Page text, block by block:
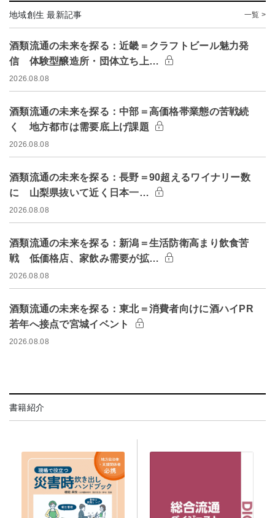
地域創生 最新記事 一覧 >
酒類流通の未来を探る：近畿＝クラフトビール魅力発
信 体験型醸造所・団体立ち上…
2026.08.08
酒類流通の未来を探る：中部＝高価格帯業態の苦戦続
く 地方都市は需要底上げ課題
2026.08.08
酒類流通の未来を探る：長野＝90超えるワイナリー数
に 山梨県抜いて近く日本一…
2026.08.08
酒類流通の未来を探る：新潟＝生活防衛高まり飲食苦
戦 低価格店、家飲み需要が拡…
2026.08.08
酒類流通の未来を探る：東北＝消費者向けに酒ハイPR
若年へ接点で宮城イベント
2026.08.08
書籍紹介